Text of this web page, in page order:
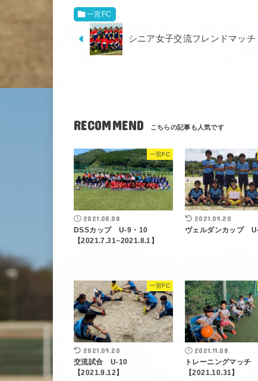
一宮FC
シニア女子交流フレンドマッチ
RECOMMEND
一宮FC
2021.08.08
DSSカップ U-9・10
【2021.7.31~2021.8.1】
2021.09.20
ヴェルダンカップ
一宮FC
2021.09.20
交流試合 U-10
【2021.9.12】
2021.11.08
トレーニングマッ
【2021.10.31】